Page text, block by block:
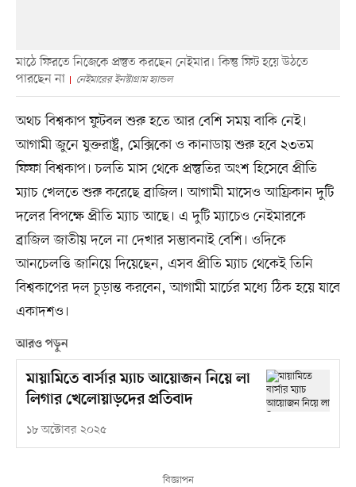
মাঠে ফিরতে নিজেকে প্রস্তুত করছেন নেইমার। কিন্তু ফিট হয়ে উঠতে
পারছেন না
নেইমারের ইনস্টাগ্রাম হ্যান্ডল
অথচ বিশ্বকাপ ফুটবল শুরু হতে আর বেশি সময় বাকি নেই।
আগামী জুনে যুক্তরাষ্ট্র, মেক্সিকো ও কানাডায় শুরু হবে ২৩তম
ফিফা বিশ্বকাপ। চলতি মাস থেকে প্রস্তুতির অংশ হিসেবে প্রীতি
ম্যাচ খেলতে শুরু করেছে ব্রাজিল। আগামী মাসেও আফ্রিকান দুটি
দলের বিপক্ষে প্রীতি ম্যাচ আছে। এ দুটি ম্যাচেও নেইমারকে
ব্রাজিল জাতীয় দলে না দেখার সম্ভাবনাই বেশি। ওদিকে
আনচেলত্তি জানিয়ে দিয়েছেন, এসব প্রীতি ম্যাচ থেকেই তিনি
বিশ্বকাপের দল চূড়ান্ত করবেন, আগামী মার্চের মধ্যে ঠিক হয়ে যাবে
একাদশও।
আরও পড়ুন
মায়ামিতে বার্সার ম্যাচ আয়োজন নিয়ে লা
লিগার খেলোয়াড়দের প্রতিবাদ
১৮ অক্টোবর ২০২৫